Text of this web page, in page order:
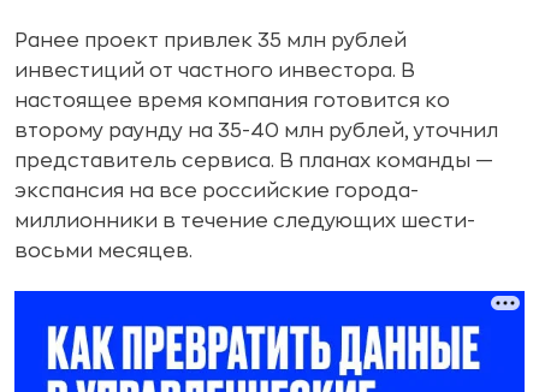
Ранее проект привлек 35 млн рублей
инвестиций от частного инвестора. В
настоящее время компания готовится ко
второму раунду на 35-40 млн рублей, уточнил
представитель сервиса. В планах команды —
экспансия на все российские города-
миллионники в течение следующих шести-
восьми месяцев.